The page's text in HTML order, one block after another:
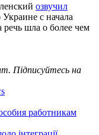
озвучил
с начала
шла о более чем
Підписуйтесь на
работникам